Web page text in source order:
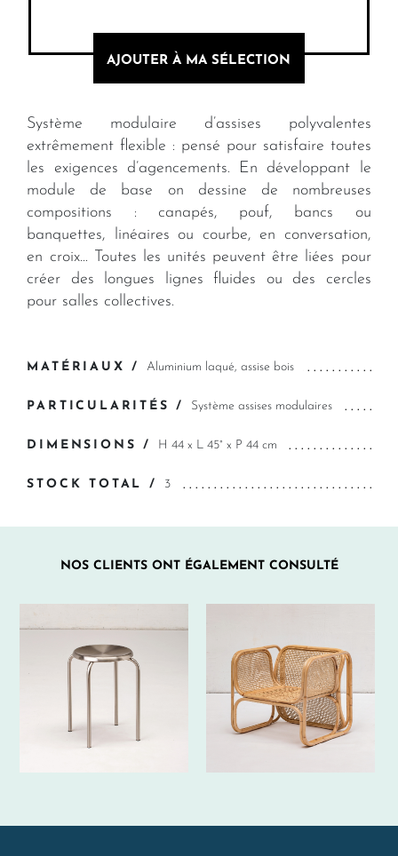
AJOUTER À MA SÉLECTION
Système modulaire d’assises polyvalentes
extrêmement flexible : pensé pour satisfaire toutes
les exigences d’agencements. En développant le
module de base on dessine de nombreuses
compositions : canapés, pouf, bancs ou
banquettes, linéaires ou courbe, en conversation,
en croix... Toutes les unités peuvent être liées pour
créer des longues lignes fluides ou des cercles
pour salles collectives.
MATÉRIAUX / Aluminium laqué, assise bois
PARTICULARITÉS / Système assises modulaires
DIMENSIONS / H 44 x L 45° x P 44 cm
STOCK TOTAL / 3
NOS CLIENTS ONT ÉGALEMENT CONSULTÉ